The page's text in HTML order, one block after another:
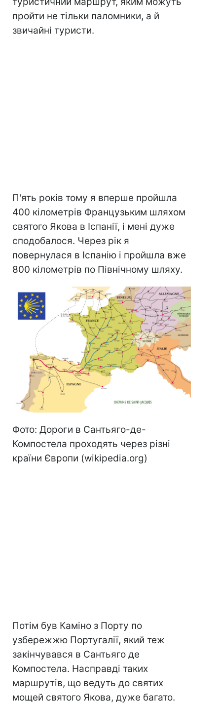
пройти не тільки паломники, а й
звичайні туристи.
П'ять років тому я вперше пройшла
400 кілометрів Французьким шляхом
святого Якова в Іспанії, і мені дуже
сподобалося. Через рік я
повернулася в Іспанію і пройшла вже
800 кілометрів по Північному шляху.
Фото: Дороги в Сантьяго-де-
Компостела проходять через різні
країни Європи (wikipedia.org)
Потім був Каміно з Порту по
узбережжю Португалії, який теж
закінчувався в Сантьяго де
Компостела. Насправді таких
маршрутів, що ведуть до святих
мощей святого Якова, дуже багато.